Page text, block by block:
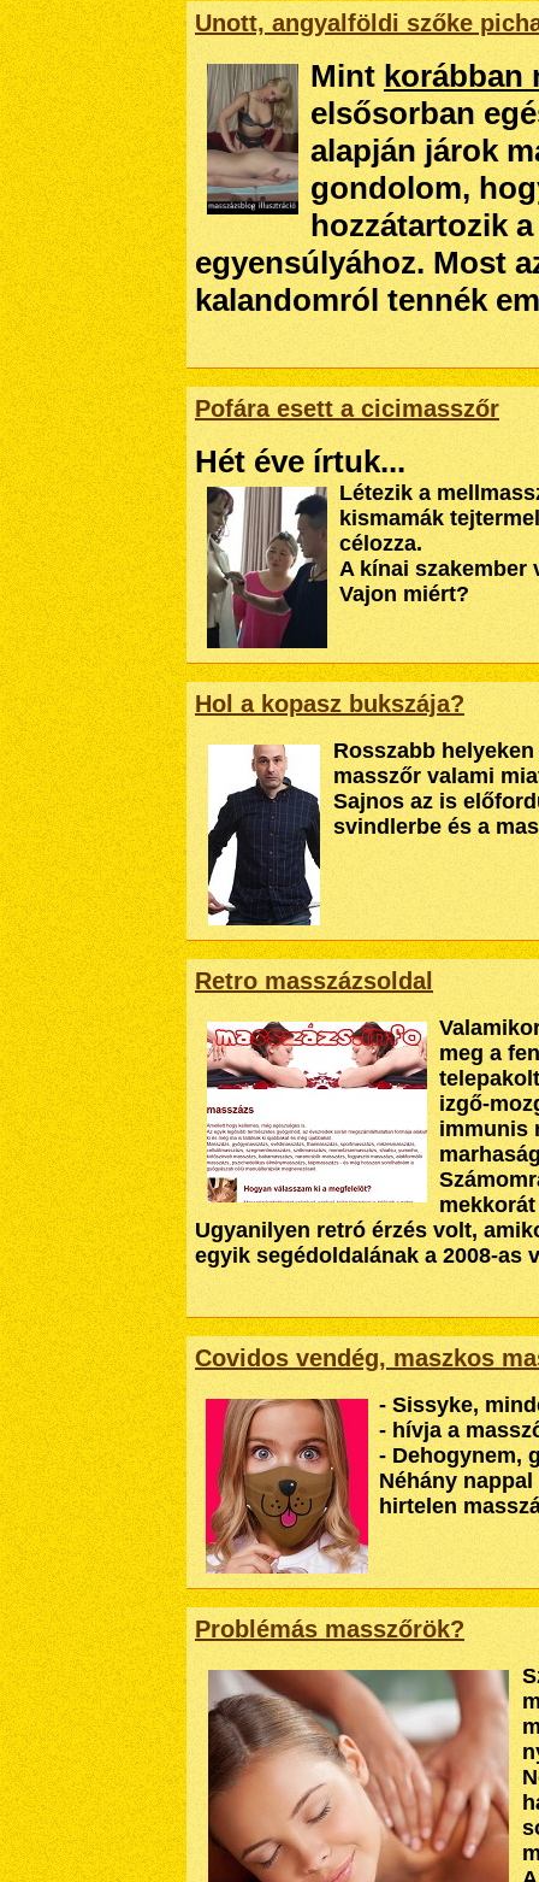
Unott, angyalföldi szőke
Mint korábban
elsősorban
alapján járok
gondolom,
hozzátartozik
egyensúlyához. Most
kalandomról tennék
Pofára esett a cicimasszőr
Hét éve írtuk...
Létezik a
kismamák
célozza.
A kínai szakember
Vajon miért?
Hol a kopasz bukszája?
Rosszabb
masszőr valami
Sajnos az is
svindlerbe és a
Retro masszázsoldal
meg a
izgő-
immunis
Ugyanilyen retró érzés volt,
egyik segédoldalának a 2008-
Covidos vendég, maszkos
- Sissyke,
- hívja a
- Dehogynem,
Néhány
hirtelen
Problémás masszőrök?